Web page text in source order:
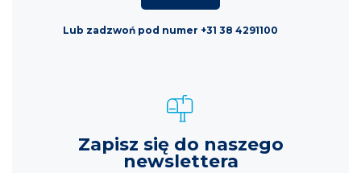
Lub zadzwoń pod numer +31 38 4291100
Zapisz się do naszego
newslettera